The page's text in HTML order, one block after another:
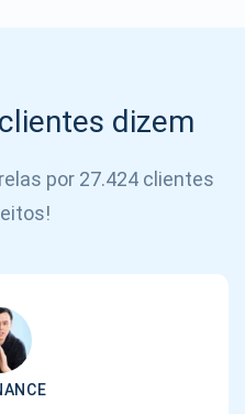
dizem
por 27.424 clientes